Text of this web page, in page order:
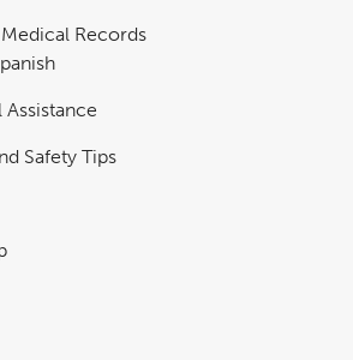
Records
Assistance
Safety Tips